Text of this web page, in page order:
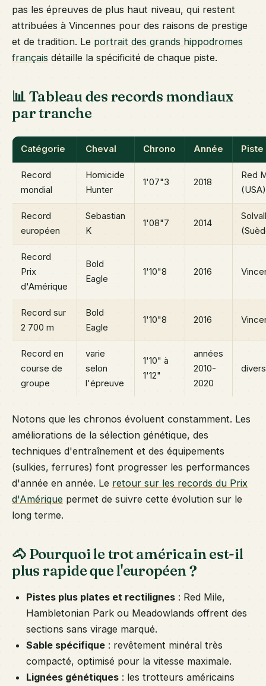
pas les épreuves de plus haut niveau, qui restent
attribuées à Vincennes pour des raisons de prestige
et de tradition. Le portrait des grands hippodromes
français détaille la spécificité de chaque piste.
📊 Tableau des records mondiaux
par tranche
Catégorie Cheval Chrono Année Piste
Record
mondial
Homicide
Hunter
1'07"3 2018
Red
(USA)
Record
européen
Sebastian
K
1'08"7 2014
Record
Prix
d'Amérique
Bold
Eagle
1'10"8 2016
Record sur
2 700 m
Bold
Eagle
1'10"8 2016
Record en
course de
groupe
varie
selon
l'épreuve
1'10" à
1'12"
années
2010-
2020
Notons que les chronos évoluent constamment. Les
améliorations de la sélection génétique, des
techniques d'entraînement et des équipements
(sulkies, ferrures) font progresser les performances
d'année en année. Le retour sur les records du Prix
d'Amérique permet de suivre cette évolution sur le
long terme.
🐴 Pourquoi le trot américain est-il
plus rapide que l'européen ?
Pistes plus plates et rectilignes : Red Mile,
Hambletonian Park ou Meadowlands offrent des
sections sans virage marqué.
Sable spécifique : revêtement minéral très
compacté, optimisé pour la vitesse maximale.
Lignées génétiques : les trotteurs américains